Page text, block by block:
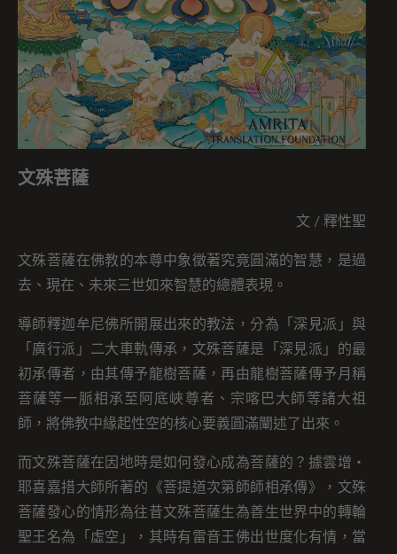
文殊菩薩
文 / 釋性聖
文殊菩薩在佛教的本尊中象徵著究竟圓滿的智慧，是過
去、現在、未來三世如來智慧的總體表現。
導師釋迦牟尼佛所開展出來的教法，分為「深見派」與
「廣行派」二大車軌傳承，文殊菩薩是「深見派」的最
初承傳者，由其傳予龍樹菩薩，再由龍樹菩薩傳予月稱
菩薩等一脈相承至阿底峽尊者、宗喀巴大師等諸大祖
師，將佛教中緣起性空的核心要義圓滿闡述了出來。
而文殊菩薩在因地時是如何發心成為菩薩的？據雲增・
耶喜嘉措大師所著的《菩提道次第師師相承傳》，文殊
菩薩發心的情形為往昔文殊菩薩生為善生世界中的轉輪
聖王名為「虛空」，其時有雷音王佛出世度化有情，當